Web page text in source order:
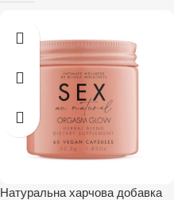
Натуральна харчова добавка